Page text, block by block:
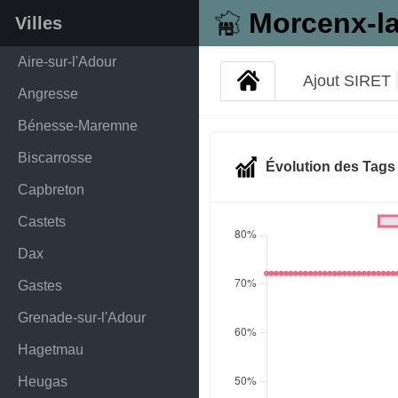
Morcenx-
Villes
Aire-sur-l'Adour
Angresse
Bénesse-Maremne
Biscarrosse
Capbreton
Castets
Dax
Gastes
Grenade-sur-l'Adour
Hagetmau
Heugas
Ajout SIRET
Évolution des